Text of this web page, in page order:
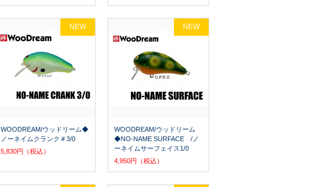
WOODREAM/ウッドリーム◆
ノーネイムクランク＃3/0
5,830円（税込）
NEW
WOODREAM/ウッドリーム
◆NO-NAME SURFACE /ノ
ーネイムサーフェイス1/0
4,950円（税込）
NEW